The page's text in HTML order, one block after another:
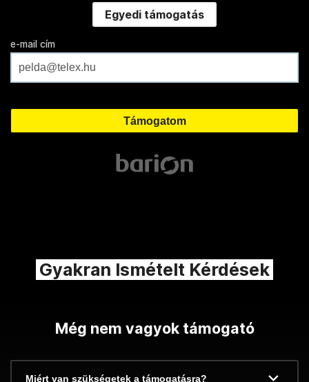
Egyedi támogatás
e-mail cím
Gyakran Ismételt Kérdések
Még nem vagyok támogató
Miért van szükségetek a támogatásra?